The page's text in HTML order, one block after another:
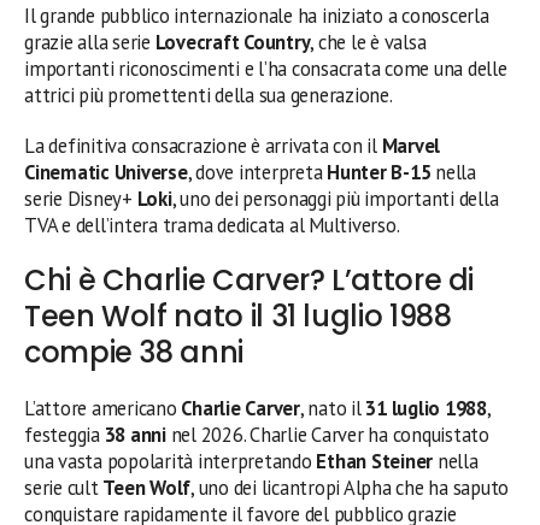
Il grande pubblico internazionale ha iniziato a conoscerla
grazie alla serie Lovecraft Country, che le è valsa
importanti riconoscimenti e l’ha consacrata come una delle
attrici più promettenti della sua generazione.
La definitiva consacrazione è arrivata con il Marvel
Cinematic Universe, dove interpretaHunter B-15 nella
serie Disney+ Loki, uno dei personaggi più importanti della
TVA e dell’intera trama dedicata al Multiverso.
Chi è Charlie Carver? L’attore di
Teen Wolf nato il 31 luglio 1988
compie 38 anni
L’attore americano Charlie Carver, nato il31 luglio 1988,
festeggia 38 anninel 2026. Charlie Carver ha conquistato
una vasta popolarità interpretando Ethan Steiner nella
serie cultTeen Wolf, uno dei licantropi Alpha che ha saputo
conquistare rapidamente il favore del pubblico grazie